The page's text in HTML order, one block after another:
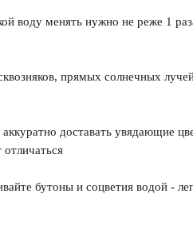
воду менять нужно не реже 1
прямых солнечных
доставать увядающие
бутоны и соцветия водой -